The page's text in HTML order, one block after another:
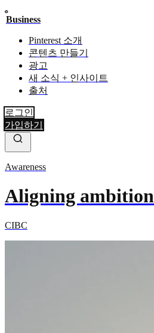
Business
Pinterest 소개
콘텐츠 만들기
광고
새 소식 + 인사이트
출처
로그인
가입하기
Awareness
Aligning
CIBC